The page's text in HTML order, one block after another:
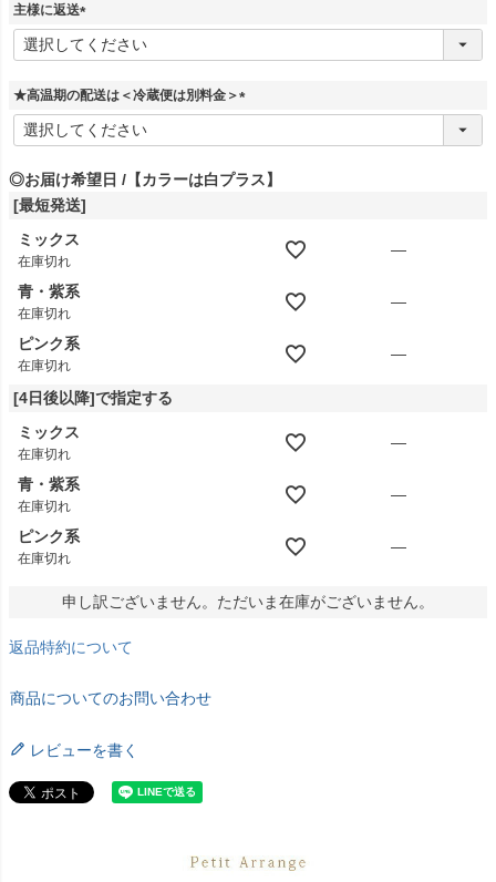
主様に返送
(
必
)
★高温期の配送は＜冷蔵便は別料金＞
(
)
◎お届け希望日
【カラーは白プラス】
[最短発送]
ミックス
在庫切れ
—
青・紫系
在庫切れ
—
ピンク系
在庫切れ
—
[4日後以降]で指定する
ミックス
在庫切れ
—
青・紫系
在庫切れ
—
ピンク系
在庫切れ
—
申し訳ございません。ただいま在庫がございません。
返品特約について
商品についてのお問い合わせ
レビューを書く